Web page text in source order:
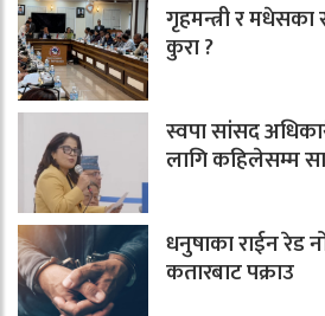
गृहमन्त्री र
कुरा ?
स्वपा सांसद
लागि कहिलेसम्म
धनुषाका राईन रेड
कतारबाट पक्राउ